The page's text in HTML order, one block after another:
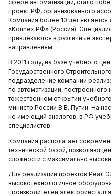
сфере автоматизации, стало
проект РФ, организованного
Компания более 10 лет
«Konnex РФ» (Россия).
привлекаются в различные
направлениям.
В 2011 году, на базе учебного
Государственного
подразделение компании
по автоматизации, построенного
тожественном открытии
министр России В.В. Путин. На
не имеющий аналогов, в РФ
специалистов.
Компания располагает
технической базой,
сложности с максимально
Для реализации проектов Реал
высокотехнологичное
производителей